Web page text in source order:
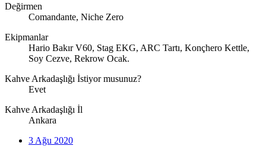
Değirmen
Comandante, Niche Zero
Ekipmanlar
Hario Bakır V60, Stag EKG, ARC Tartı, Konçhero Kettle,
Soy Cezve, Rekrow Ocak.
Kahve Arkadaşlığı İstiyor musunuz?
Evet
Kahve Arkadaşlığı İl
Ankara
3 Ağu 2020